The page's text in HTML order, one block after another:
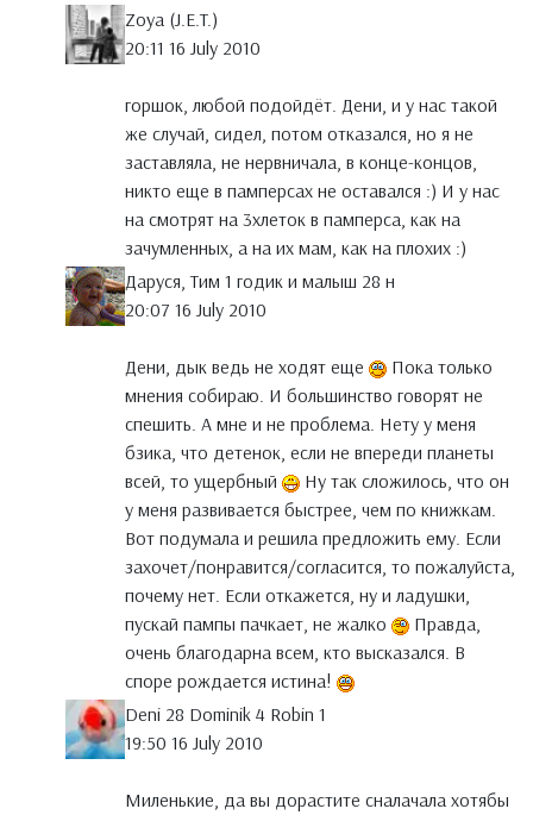
Zoya (J.E.T.)
20:11 16 July 2010
горшок, любой подойдёт. Дени, и у нас такой
же случай, сидел, потом отказался, но я не
заставляла, не нервничала, в конце-концов,
никто еще в памперсах не оставался :) И у нас
на смотрят на 3хлеток в памперса, как на
зачумленных, а на их мам, как на плохих :)
Даруся, Тим 1 годик и малыш 28 н
20:07 16 July 2010
Дени, дык ведь не ходят еще
Пока только
мнения собираю. И большинство говорят не
спешить. А мне и не проблема. Нету у меня
бзика, что детенок, если не впереди планеты
всей, то ущербный
Ну так сложилось, что он
у меня развивается быстрее, чем по книжкам.
Вот подумала и решила предложить ему. Если
захочет/понравится/согласится, то пожалуйста,
почему нет. Если откажется, ну и ладушки,
пускай пампы пачкает, не жалко
Правда,
очень благодарна всем, кто высказался. В
споре рождается истина!
Deni 28 Dominik 4 Robin 1
19:50 16 July 2010
Миленькие, да вы дорастите сналачала хотябы